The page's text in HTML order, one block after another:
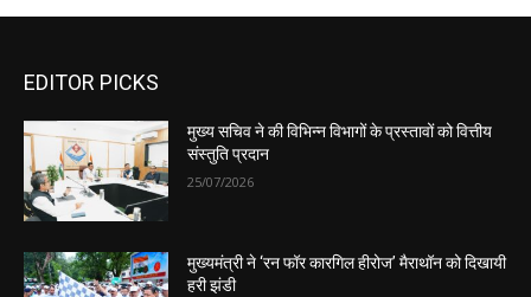
EDITOR PICKS
मुख्य सचिव ने की विभिन्न विभागों के प्रस्तावों को वित्तीय
संस्तुति प्रदान
25/07/2026
मुख्यमंत्री ने ‘रन फॉर कारगिल हीरोज’ मैराथॉन को दिखायी
हरी झंडी